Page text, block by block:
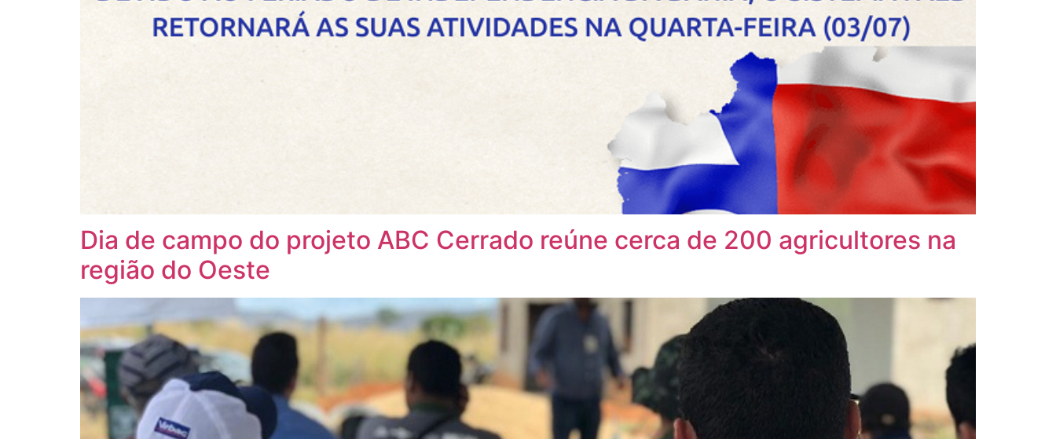
Dia de campo do projeto ABC Cerrado reúne cerca de 200 agricultores na
região do Oeste